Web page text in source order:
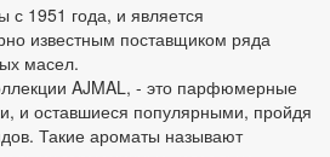
с 1951 года, и является
известным поставщиком ряда
масел.
AJMAL, - это парфюмерные
и оставшиеся популярными, пройдя
Такие ароматы называют